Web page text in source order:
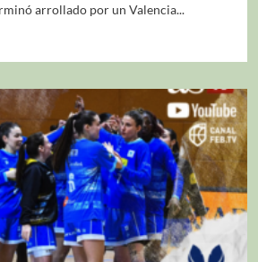
arrollado por un Valencia...